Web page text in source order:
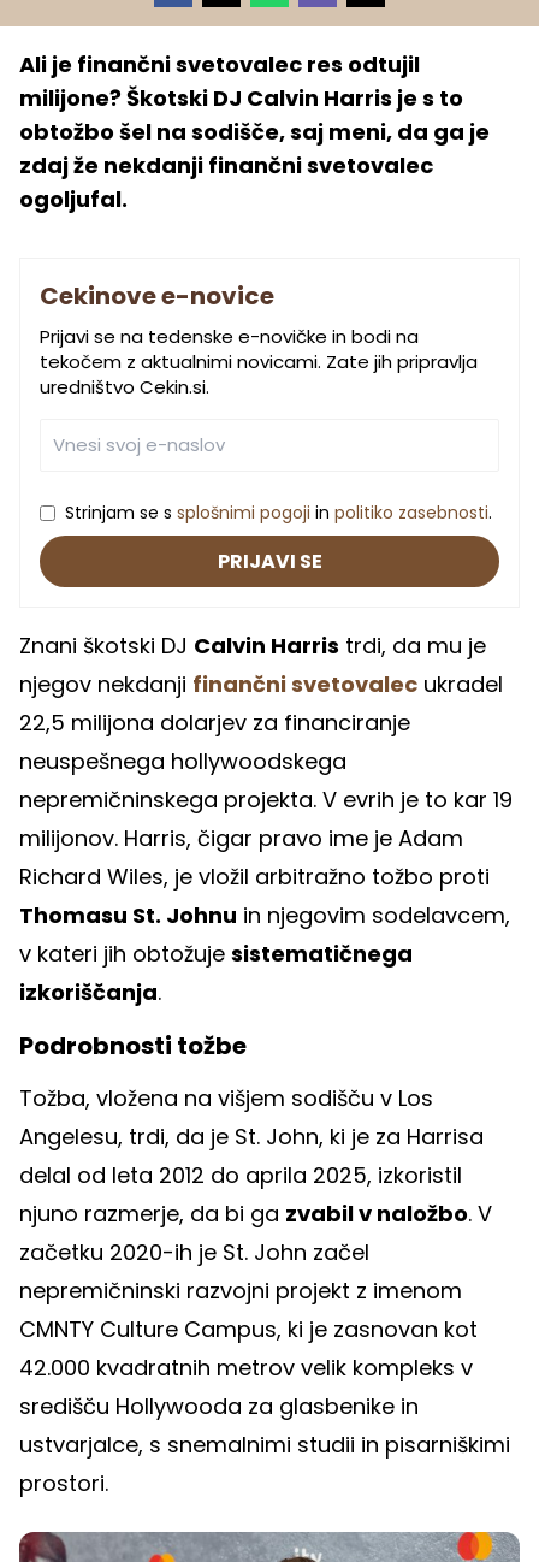
Ali je finančni svetovalec res odtujil
milijone? Škotski DJ Calvin Harris je s to
obtožbo šel na sodišče, saj meni, da ga je
zdaj že nekdanji finančni svetovalec
ogoljufal.
Cekinove e-novice
Prijavi se na tedenske e-novičke in bodi na
tekočem z aktualnimi novicami. Zate jih pripravlja
uredništvo Cekin.si.
Strinjam se s splošnimi pogoji in politiko zasebnosti.
PRIJAVI SE
Znani škotski DJ Calvin Harris trdi, da mu je
njegov nekdanji finančni svetovalec ukradel
22,5 milijona dolarjev za financiranje
neuspešnega hollywoodskega
nepremičninskega projekta. V evrih je to kar 19
milijonov. Harris, čigar pravo ime je Adam
Richard Wiles, je vložil arbitražno tožbo proti
Thomasu St. Johnu in njegovim sodelavcem,
v kateri jih obtožuje sistematičnega
izkoriščanja.
Podrobnosti tožbe
Tožba, vložena na višjem sodišču v Los
Angelesu, trdi, da je St. John, ki je za Harrisa
delal od leta 2012 do aprila 2025, izkoristil
njuno razmerje, da bi ga zvabil v naložbo. V
začetku 2020-ih je St. John začel
nepremičninski razvojni projekt z imenom
CMNTY Culture Campus, ki je zasnovan kot
42.000 kvadratnih metrov velik kompleks v
središču Hollywooda za glasbenike in
ustvarjalce, s snemalnimi studii in pisarniškimi
prostori.